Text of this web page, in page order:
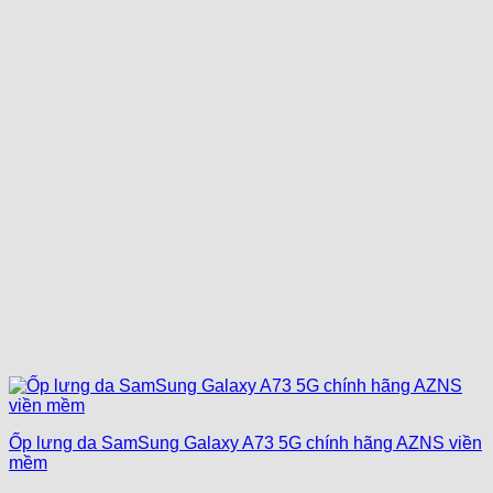
Ốp lưng da SamSung Galaxy A73 5G chính hãng AZNS viền
mềm